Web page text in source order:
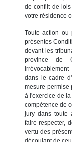
de conflit de
votre résidence
Toute action ou
présentes
devant les
province de
dans le cadre
mesure permise
à l'exercice de
compétence de
jury dans toute
faire respecter,
vertu des